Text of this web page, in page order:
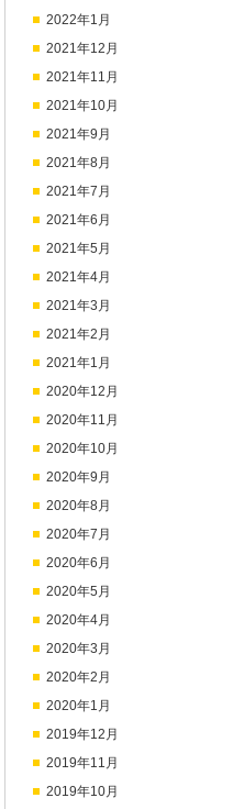
2022年1月
2021年12月
2021年11月
2021年10月
2021年9月
2021年8月
2021年7月
2021年6月
2021年5月
2021年4月
2021年3月
2021年2月
2021年1月
2020年12月
2020年11月
2020年10月
2020年9月
2020年8月
2020年7月
2020年6月
2020年5月
2020年4月
2020年3月
2020年2月
2020年1月
2019年12月
2019年11月
2019年10月